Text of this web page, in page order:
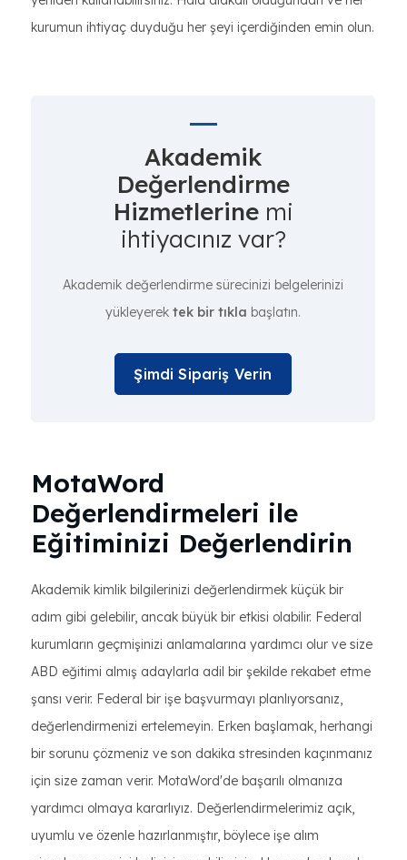
kurumun ihtiyaç duyduğu her şeyi içerdiğinden emin olun.
Akademik
Değerlendirme
Hizmetlerinemi
ihtiyacınız var?
Akademik değerlendirme sürecinizi belgelerinizi
yükleyerek tek bir tıkla başlatın.
Şimdi Sipariş Verin
MotaWord
Değerlendirmeleri ile
Eğitiminizi Değerlendirin
Akademik kimlik bilgilerinizi değerlendirmek küçük bir
adım gibi gelebilir, ancak büyük bir etkisi olabilir. Federal
kurumların geçmişinizi anlamalarına yardımcı olur ve size
ABD eğitimi almış adaylarla adil bir şekilde rekabet etme
şansı verir. Federal bir işe başvurmayı planlıyorsanız,
değerlendirmenizi ertelemeyin. Erken başlamak, herhangi
bir sorunu çözmeniz ve son dakika stresinden kaçınmanız
için size zaman verir. MotaWord'de başarılı olmanıza
yardımcı olmaya kararlıyız. Değerlendirmelerimiz açık,
uyumlu ve özenle hazırlanmıştır, böylece işe alım